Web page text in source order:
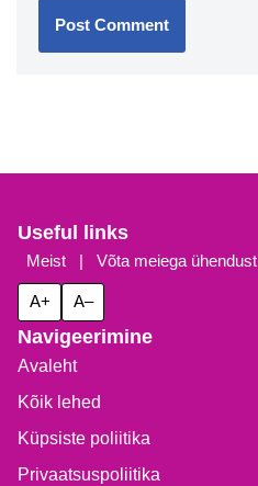
Useful links
Meist | Võta meiega ühendust
A+ A–
Navigeerimine
Avaleht
Kõik lehed
Küpsiste poliitika
Privaatsuspoliitika